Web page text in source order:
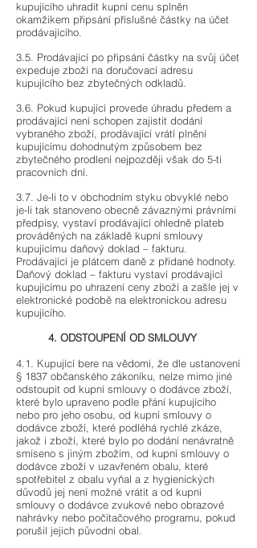
kupujícího uhradit kupní cenu splněn
okamžikem připsání příslušné částky na účet
prodávajícího.
3.5. Prodávající po připsání částky na svůj účet
expeduje zboží na doručovací adresu
kupujícího bez zbytečných odkladů.
3.6. Pokud kupující provede úhradu předem a
prodávající není schopen zajistit dodání
vybraného zboží, prodávající vrátí plnění
kupujícímu dohodnutým způsobem bez
zbytečného prodlení nejpozději však do 5-ti
pracovních dní.
3.7. Je-li to v obchodním styku obvyklé nebo
je-li tak stanoveno obecně závaznými právními
předpisy, vystaví prodávající ohledně plateb
prováděných na základě kupní smlouvy
kupujícímu daňový doklad – fakturu.
Prodávající je plátcem daně z přidané hodnoty.
Daňový doklad – fakturu vystaví prodávající
kupujícímu po uhrazení ceny zboží a zašle jej v
elektronické podobě na elektronickou adresu
kupujícího.
4. ODSTOUPENÍ OD SMLOUVY
4.1. Kupující bere na vědomí, že dle ustanovení
§ 1837 občanského zákoníku, nelze mimo jiné
odstoupit od kupní smlouvy o dodávce zboží,
které bylo upraveno podle přání kupujícího
nebo pro jeho osobu, od kupní smlouvy o
dodávce zboží, které podléhá rychlé zkáze,
jakož i zboží, které bylo po dodání nenávratně
smíseno s jiným zbožím, od kupní smlouvy o
dodávce zboží v uzavřeném obalu, které
spotřebitel z obalu vyňal a z hygienických
důvodů jej není možné vrátit a od kupní
smlouvy o dodávce zvukové nebo obrazové
nahrávky nebo počítačového programu, pokud
porušil jejich původní obal.